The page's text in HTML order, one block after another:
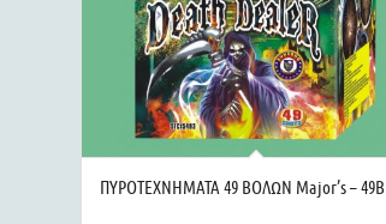
ΠΥΡΟΤΕΧΝΗΜΑΤΑ 49 ΒΟΛΩΝ Major’s – 49B